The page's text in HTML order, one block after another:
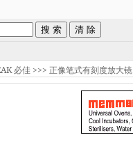
必佳 >>> 正像笔式有刻度放大镜